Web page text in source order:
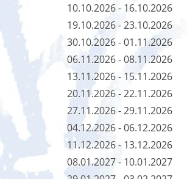
10.10.2026 - 16.10.2026
19.10.2026 - 23.10.2026
30.10.2026 - 01.11.2026
06.11.2026 - 08.11.2026
13.11.2026 - 15.11.2026
20.11.2026 - 22.11.2026
27.11.2026 - 29.11.2026
04.12.2026 - 06.12.2026
11.12.2026 - 13.12.2026
08.01.2027 - 10.01.2027